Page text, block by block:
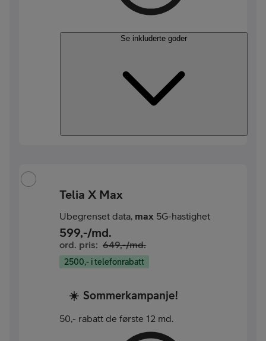
Se inkluderte goder
Telia X Max
Ubegrenset data, max 5G-hastighet
599,-/md.
ord. pris: 649,-/md.
2500,- i telefonrabatt
☀️ Sommerkampanje!
50,- rabatt de første 12 md.